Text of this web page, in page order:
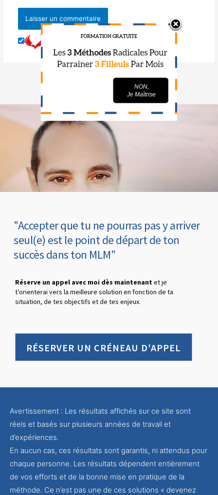
"Accepter que tu ne pourras pas y arriver
seul(e) est le point de départ de ton
succès dans ton MLM"
Réserve un appel avec moi dès maintenantet je
t’orienterai vers la meilleure solution en fonction de ta
situation, de tes objectifs et de tes enjeux.
RÉSERVER UN CRÉNEAU D'APPEL
Avertissement : Les résultats affichés sur ce site sont
réels et basés sur plusieurs années de travail et
d’expériences.
En aucun cas, ces résultats sont garantis, ni attendus pour
chaque personne. Les résultats dépendent entièrement
de vos efforts et de la bonne mise en pratique de la
méthode. Ce n’est pas une de ces solutions « devenez
NON,
Je Maîtrise